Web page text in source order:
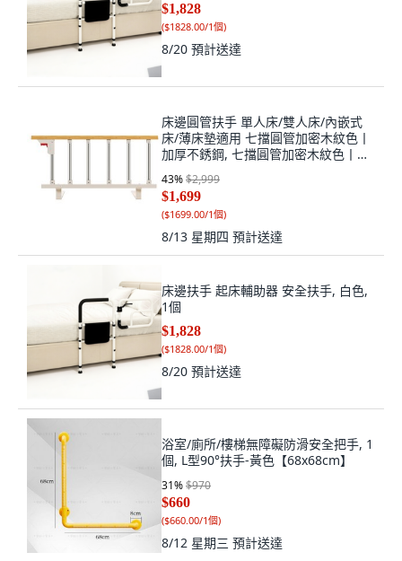
$1,828
($1828.00/1個)
8/20 預計送達
床邊圓管扶手 單人床/雙人床/內嵌式
床/薄床墊適用 七擋圓管加密木紋色丨
加厚不銹鋼, 七擋圓管加密木紋色丨加
厚不銹鋼丨長101cm, 1個
43%$2,999
$1,699
($1699.00/1個)
8/13 星期四 預計送達
床邊扶手 起床輔助器 安全扶手, 白色,
1個
$1,828
($1828.00/1個)
8/20 預計送達
浴室/廁所/樓梯無障礙防滑安全把手, 1
個, L型90°扶手-黃色【68x68cm】
31%$970
$660
($660.00/1個)
8/12 星期三 預計送達